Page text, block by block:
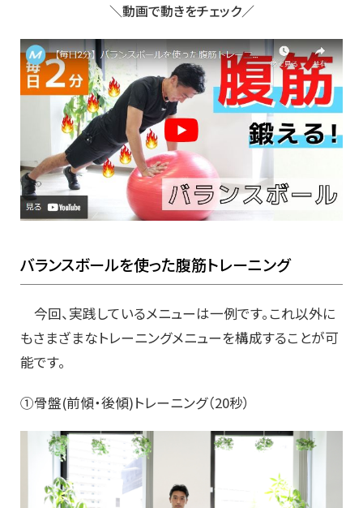
＼動画で動きをチェック／
バランスボールを使った腹筋トレーニング
今回、実践しているメニューは一例です。これ以外に
もさまざまなトレーニングメニューを構成することが可
能です。
①骨盤(前傾・後傾)トレーニング（20秒）